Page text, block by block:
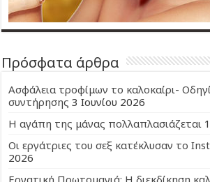
Πρόσφατα άρθρα
Ασφάλεια τροφίμων το καλοκαίρι-
συντήρησης 3 Ιουνίου 2026
Η αγάπη της μάνας πολλαπλασιάζεται
Οι εργάτριες του σεξ κατέκλυσαν το
2026
Εργατική Πρωτομαγιά: Η διεκδίκηση